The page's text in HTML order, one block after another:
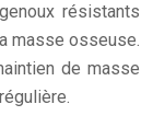
résistants
masse osseuse.
de masse